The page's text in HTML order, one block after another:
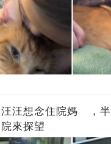
汪想念住院媽 ，
來探望